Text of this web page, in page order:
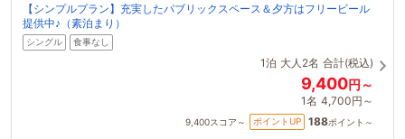
【シンプルプラン】充実したパブリックスペース＆夕方はフリービール
提供中♪（素泊まり）
シングル 食事なし
1泊 大人2名 合計(税込)
9,400円～
1名 4,700円～
9,400スコア～ ポイントUP 188ポイント～